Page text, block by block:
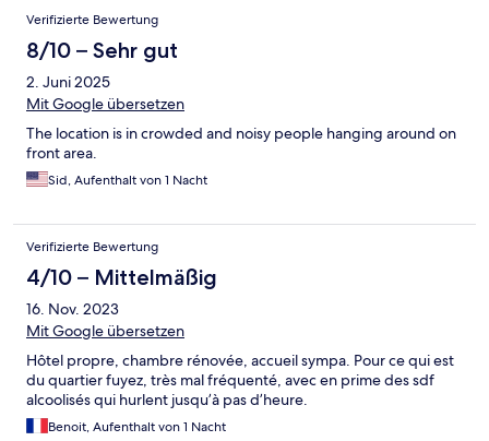
Verifizierte Bewertung
8/10 – Sehr gut
2. Juni 2025
Mit Google übersetzen
The location is in crowded and noisy people hanging around on
front area.
Sid, Aufenthalt von 1 Nacht
Verifizierte Bewertung
4/10 – Mittelmäßig
16. Nov. 2023
Mit Google übersetzen
Hôtel propre, chambre rénovée, accueil sympa. Pour ce qui est
du quartier fuyez, très mal fréquenté, avec en prime des sdf
alcoolisés qui hurlent jusqu’à pas d’heure.
Benoit, Aufenthalt von 1 Nacht